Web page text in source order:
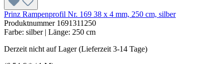
Prinz Rampenprofil Nr. 169 38 x 4 mm, 250 cm, silber
Produktnummer 1691311250
Farbe: silber | Länge: 250 cm
Derzeit nicht auf Lager (Lieferzeit 3-14 Tage)